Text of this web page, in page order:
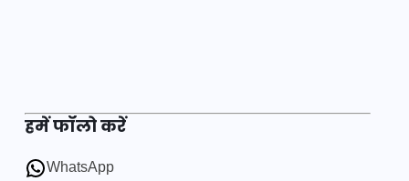
हमें फॉलो करें
WhatsApp